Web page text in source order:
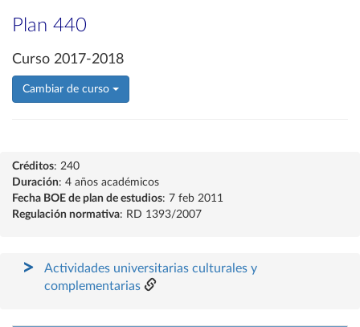
Plan 440
Curso 2017-2018
Cambiar de curso
Créditos: 240
Duración: 4 años académicos
Fecha BOE de plan de estudios: 7 feb 2011
Regulación normativa: RD 1393/2007
Actividades universitarias culturales y
complementarias